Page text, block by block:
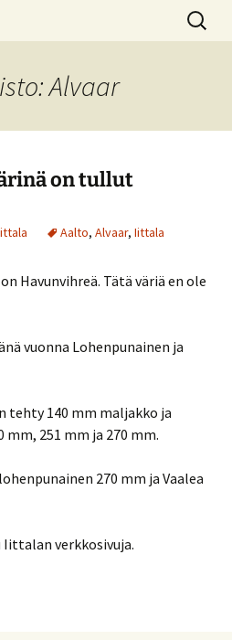
blogi Haku:
Alvaar
on tullut
Aalto, Alvaar, Iittala
Havunvihreä. Tätä väriä en ole
vuonna Lohenpunainen ja
tehty 140 mm maljakko ja
mm, 251 mm ja 270 mm.
270 mm ja Vaalea
Iittalan verkkosivuja.